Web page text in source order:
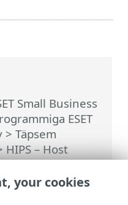
Small Business
ESET
> Täpsem
HIPS – Host
>HIPS-i
võimalik
your cookies